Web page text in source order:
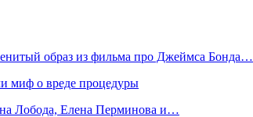
образ из фильма про Джеймса Бонда…
миф о вреде процедуры
Лобода, Елена Перминова и…